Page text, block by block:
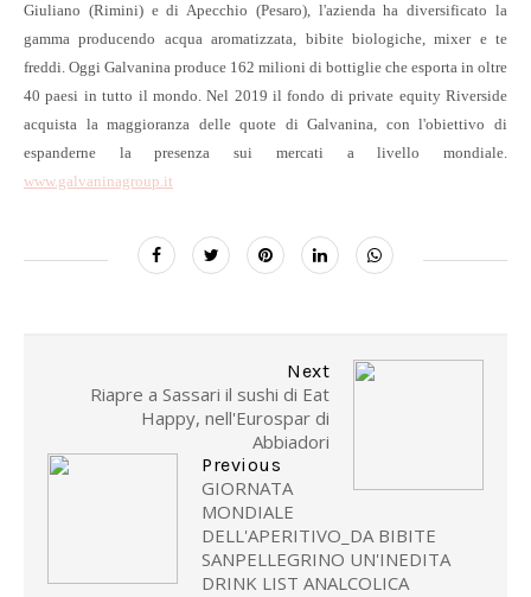
Giuliano (Rimini) e di Apecchio (Pesaro), l'azienda ha diversificato la
gamma producendo acqua aromatizzata, bibite biologiche, mixer e te
freddi. Oggi Galvanina produce 162 milioni di bottiglie che esporta in oltre
40 paesi in tutto il mondo. Nel 2019 il fondo di private equity Riverside
acquista la maggioranza delle quote di Galvanina, con l'obiettivo di
espanderne la presenza sui mercati a livello mondiale.
www.galvaninagroup.it
Next
Riapre a Sassari il sushi di Eat
Happy, nell'Eurospar di
Abbiadori
Previous
GIORNATA
MONDIALE
DELL'APERITIVO_DA BIBITE
SANPELLEGRINO UN'INEDITA
DRINK LIST ANALCOLICA